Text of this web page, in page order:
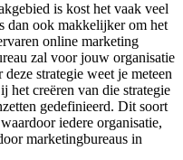
is kost het vaak veel
dan ook makkelijker om het
online marketing
zal voor jouw organisatie
strategie weet je meteen
het creëren van die strategie
gedefinieerd. Dit soort
iedere organisatie,
marketingbureaus in